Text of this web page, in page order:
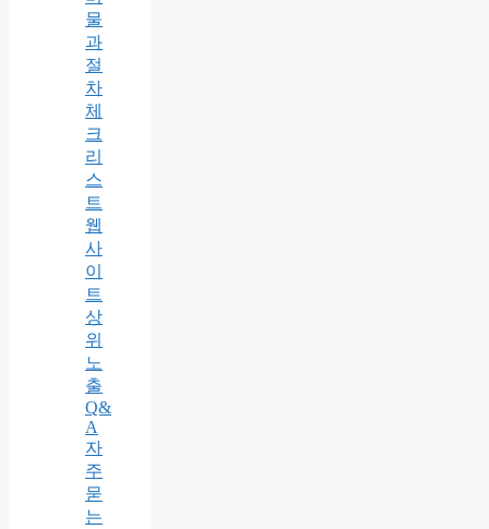
물
과
절
차
체
크
리
스
트
웹
사
이
트
상
위
노
출
Q&
A
자
주
묻
는